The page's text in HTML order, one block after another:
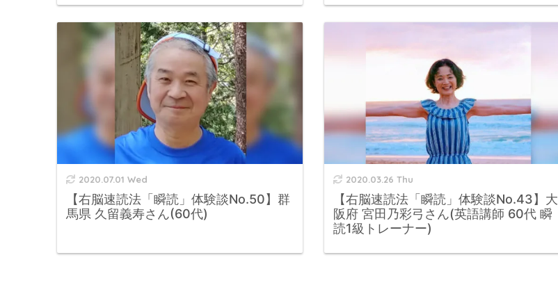
2020.07.01 Wed
【右脳速読法「瞬読」体験談No.50】群
馬県 久留義寿さん(60代)
2020.03.26 Thu
【右脳速読法「瞬読」体験談No.43】大
阪府 宮田乃彩弓さん(英語講師 60代 瞬
読1級トレーナー)